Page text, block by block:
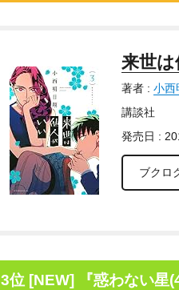
来世
著者 : 小西
講談社
発売日 :
ブクロ
3位 [NEW] 『惑わない星